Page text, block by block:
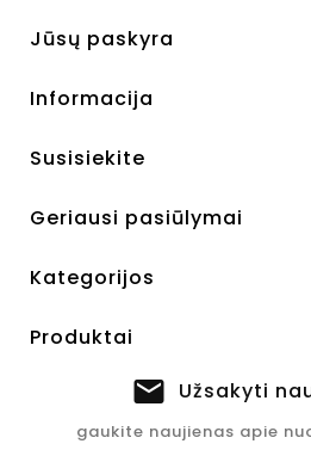
Jūsų paskyra
Informacija
Susisiekite
Geriausi pasiūlymai
Kategorijos
Produktai
Užsakyti
gaukite naujienas apie